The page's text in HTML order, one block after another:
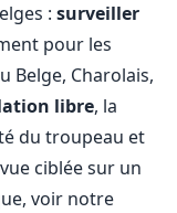
: surveiller
pour les
Belge, Charolais,
libre, la
du troupeau et
ciblée sur un
voir notre